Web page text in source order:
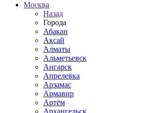
Москва
Назад
Города
Абакан
Аксай
Алматы
Альметьевск
Ангарск
Апрелевка
Арзамас
Армавир
Артём
Архангельск